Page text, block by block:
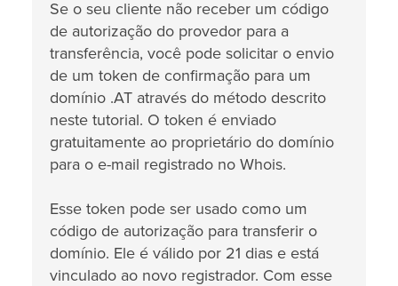
Se o seu cliente não receber um código
de autorização do provedor para a
transferência, você pode solicitar o envio
de um token de confirmação para um
domínio .AT através do método descrito
neste tutorial. O token é enviado
gratuitamente ao proprietário do domínio
para o e-mail registrado no Whois.
Esse token pode ser usado como um
código de autorização para transferir o
domínio. Ele é válido por 21 dias e está
vinculado ao novo registrador. Com esse